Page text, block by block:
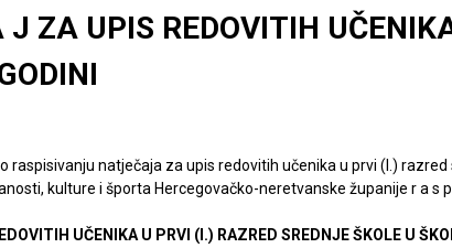
J ZA UPIS REDOVITIH
raspisivanju natječaja za upis redovitih učenika u prvi (I.)
kulture i športa Hercegovačko-neretvanske županije r a s p
UČENIKA U PRVI (I.) RAZRED SREDNJE ŠKOLE U